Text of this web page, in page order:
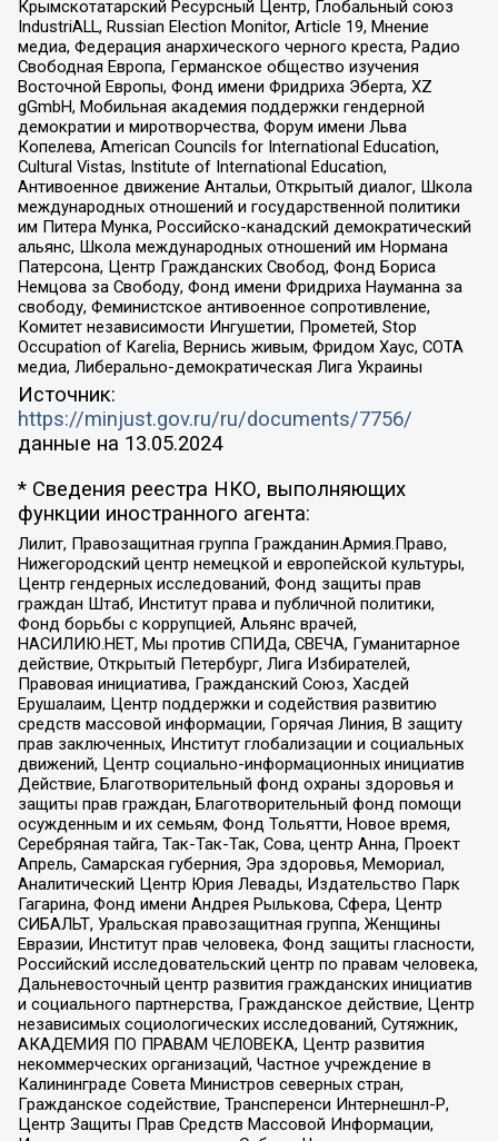
Крымскотатарский Ресурсный Центр, Глобальный союз
IndustriALL, Russian Election Monitor, Article 19, Мнение
медиа, Федерация анархического черного креста, Радио
Свободная Европа, Германское общество изучения
Восточной Европы, Фонд имени Фридриха Эберта, XZ
gGmbH, Мобильная академия поддержки гендерной
демократии и миротворчества, Форум имени Льва
Копелева, American Councils for International Education,
Cultural Vistas, Institute of International Education,
Антивоенное движение Антальи, Открытый диалог, Школа
международных отношений и государственной политики
им Питера Мунка, Российско-канадский демократический
альянс, Школа международных отношений им Нормана
Патерсона, Центр Гражданских Свобод, Фонд Бориса
Немцова за Свободу, Фонд имени Фридриха Науманна за
свободу, Феминистское антивоенное сопротивление,
Комитет независимости Ингушетии, Прометей, Stop
Occupation of Karelia, Вернись живым, Фридом Хаус, СОТА
медиа, Либерально-демократическая Лига Украины
Источник:
https://minjust.gov.ru/ru/documents/7756/
данные на 13.05.2024
* Сведения реестра НКО, выполняющих
функции иностранного агента:
Лилит, Правозащитная группа Гражданин.Армия.Право,
Нижегородский центр немецкой и европейской культуры,
Центр гендерных исследований, Фонд защиты прав
граждан Штаб, Институт права и публичной политики,
Фонд борьбы с коррупцией, Альянс врачей,
НАСИЛИЮ.НЕТ, Мы против СПИДа, СВЕЧА, Гуманитарное
действие, Открытый Петербург, Лига Избирателей,
Правовая инициатива, Гражданский Союз, Хасдей
Ерушалаим, Центр поддержки и содействия развитию
средств массовой информации, Горячая Линия, В защиту
прав заключенных, Институт глобализации и социальных
движений, Центр социально-информационных инициатив
Действие, Благотворительный фонд охраны здоровья и
защиты прав граждан, Благотворительный фонд помощи
осужденным и их семьям, Фонд Тольятти, Новое время,
Серебряная тайга, Так-Так-Так, Сова, центр Анна, Проект
Апрель, Самарская губерния, Эра здоровья, Мемориал,
Аналитический Центр Юрия Левады, Издательство Парк
Гагарина, Фонд имени Андрея Рылькова, Сфера, Центр
СИБАЛЬТ, Уральская правозащитная группа, Женщины
Евразии, Институт прав человека, Фонд защиты гласности,
Российский исследовательский центр по правам человека,
Дальневосточный центр развития гражданских инициатив
и социального партнерства, Гражданское действие, Центр
независимых социологических исследований, Сутяжник,
АКАДЕМИЯ ПО ПРАВАМ ЧЕЛОВЕКА, Центр развития
некоммерческих организаций, Частное учреждение в
Калининграде Совета Министров северных стран,
Гражданское содействие, Трансперенси Интернешнл-Р,
Центр Защиты Прав Средств Массовой Информации,